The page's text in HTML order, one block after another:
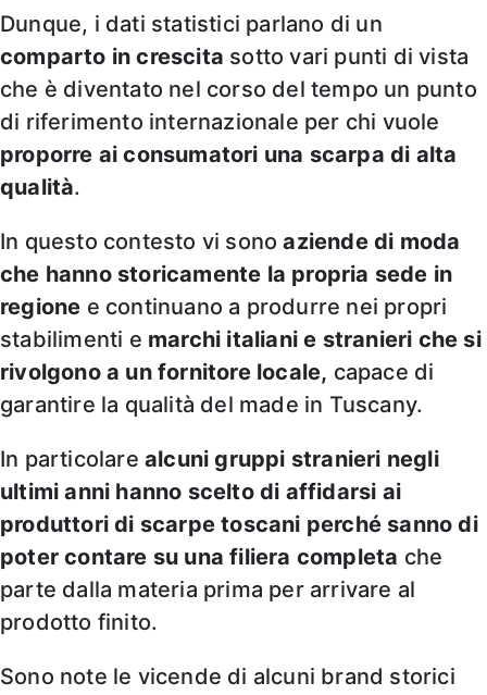
Dunque, i dati statistici parlano di un
comparto in crescita sotto vari punti di vista
che è diventato nel corso del tempo un punto
di riferimento internazionale per chi vuole
proporre ai consumatori una scarpa di alta
qualità.
In questo contesto vi sonoaziende di moda
che hanno storicamente la propria sede in
regione e continuano a produrre nei propri
stabilimenti e marchi italiani e stranieri che si
rivolgono a un fornitore locale, capace di
garantire la qualità del made in Tuscany.
In particolare alcuni gruppi stranieri negli
ultimi anni hanno scelto di affidarsi ai
produttori di scarpe toscani perché sanno di
poter contare su una filiera completa che
parte dalla materia prima per arrivare al
prodotto finito.
Sono note le vicende di alcuni brand storici